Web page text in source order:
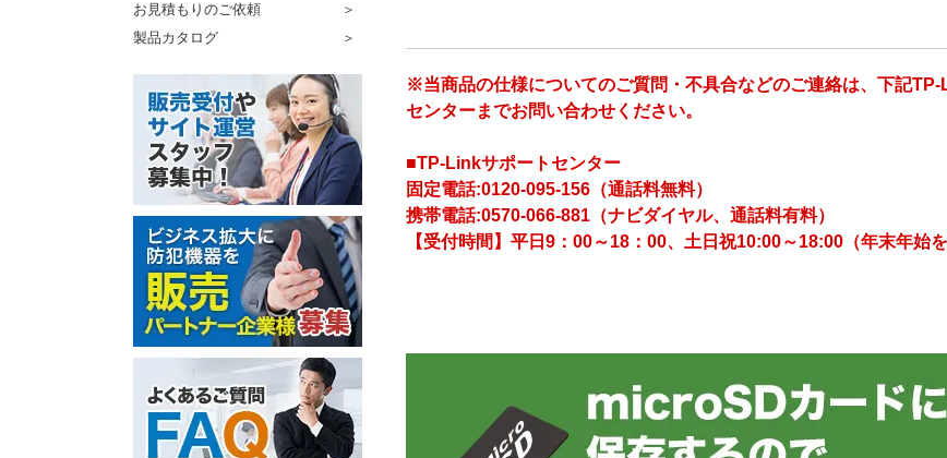
お見積もりのご依頼
製品カタログ
※当商品の仕様についてのご質問・不具合などのご連絡は、下記TP-
センターまでお問い合わせください。
■TP-Linkサポートセンター
固定電話:0120-095-156（通話料無料）
携帯電話:0570-066-881（ナビダイヤル、通話料有料）
【受付時間】平日9：00～18：00、土日祝10:00～18:00（年末年始を